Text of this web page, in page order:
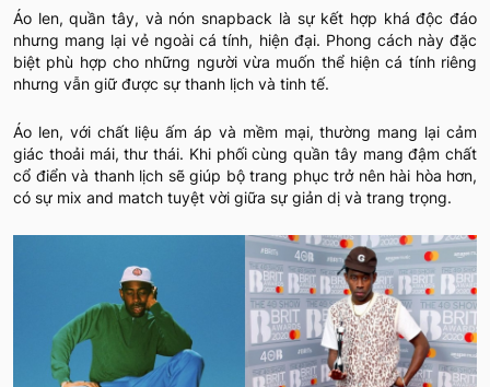
Áo len, quần tây, và nón snapback là sự kết hợp khá độc đáo
nhưng mang lại vẻ ngoài cá tính, hiện đại. Phong cách này đặc
biệt phù hợp cho những người vừa muốn thể hiện cá tính riêng
nhưng vẫn giữ được sự thanh lịch và tinh tế.
Áo len, với chất liệu ấm áp và mềm mại, thường mang lại cảm
giác thoải mái, thư thái. Khi phối cùng quần tây mang đậm chất
cổ điển và thanh lịch sẽ giúp bộ trang phục trở nên hài hòa hơn,
có sự mix and match tuyệt vời giữa sự giản dị và trang trọng.